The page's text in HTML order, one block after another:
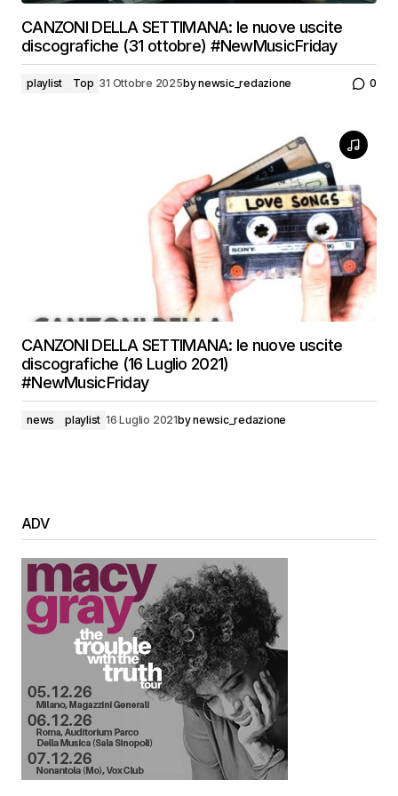
CANZONI DELLA SETTIMANA: le nuove uscite
discografiche (31 ottobre) #NewMusicFriday
playlist Top 31 Ottobre 2025bynewsic_redazione 0
CANZONI DELLA SETTIMANA: le nuove uscite
discografiche (16 Luglio 2021)
#NewMusicFriday
news playlist 16 Luglio 2021bynewsic_redazione
ADV